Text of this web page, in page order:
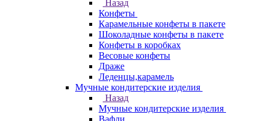
Назад
Конфеты
Карамельные конфеты в пакете
Шоколадные конфеты в пакете
Конфеты в коробках
Весовые конфеты
Драже
Леденцы,карамель
Мучные кондитерские изделия
Назад
Мучные кондитерские изделия
Вафли